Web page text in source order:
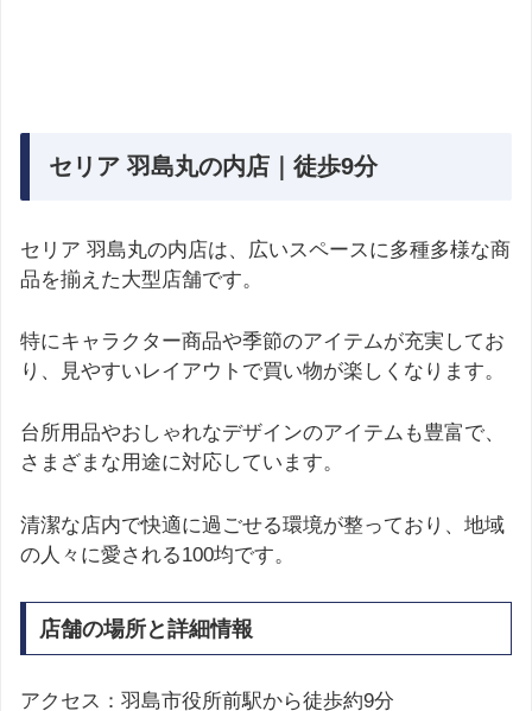
セリア 羽島丸の内店｜徒歩9分
セリア 羽島丸の内店は、広いスペースに多種多様な商
品を揃えた大型店舗です。
特にキャラクター商品や季節のアイテムが充実してお
り、見やすいレイアウトで買い物が楽しくなります。
台所用品やおしゃれなデザインのアイテムも豊富で、
さまざまな用途に対応しています。
清潔な店内で快適に過ごせる環境が整っており、地域
の人々に愛される100均です。
店舗の場所と詳細情報
アクセス：羽島市役所前駅から徒歩約9分